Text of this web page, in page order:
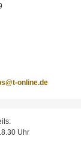
online.de
Uhr